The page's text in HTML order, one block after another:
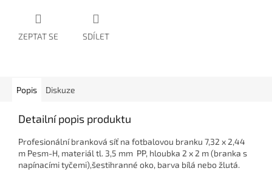
ZEPTAT SE SDÍLET
Popis Diskuze
Detailní popis produktu
Profesionální branková síť na fotbalovou branku 7,32 x 2,44
m Pesm-H, materiál tl. 3,5 mm PP, hloubka 2 x 2 m (branka s
napínacími tyčemi),šestihranné oko, barva bílá nebo žlutá.